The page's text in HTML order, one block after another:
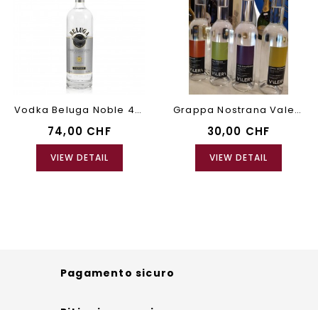
Vodka Beluga Noble 40%
74,00 CHF
VIEW DETAIL
Grappa Nostrana Valeri 50 Ml
30,00 CHF
VIEW DETAIL
Pagamento sicuro